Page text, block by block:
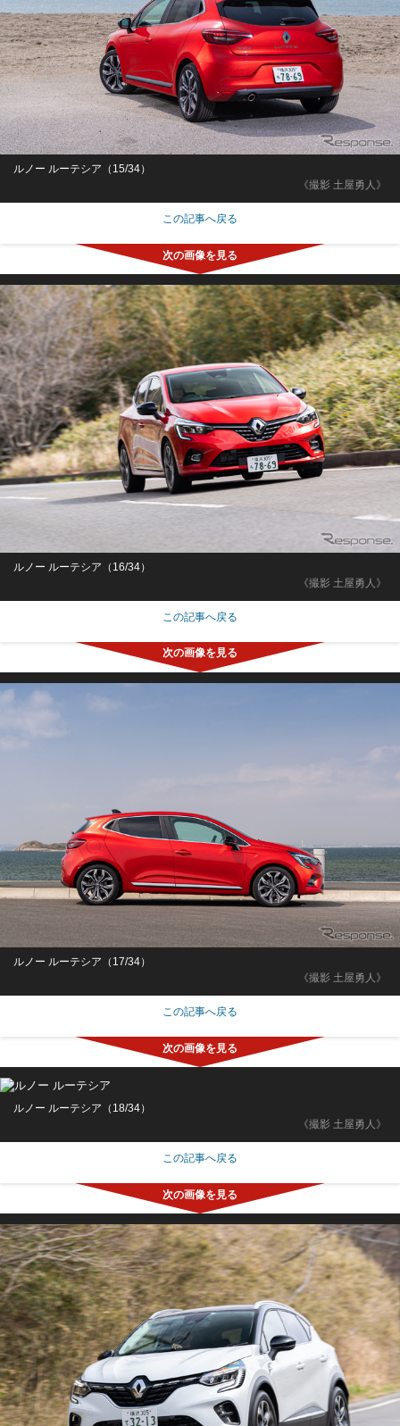
《撮影 土屋勇人》
ルノー ルーテシア（15/34）
この記事へ戻る
《撮影 土屋勇人》
ルノー ルーテシア（16/34）
この記事へ戻る
《撮影 土屋勇人》
ルノー ルーテシア（17/34）
この記事へ戻る
《撮影 土屋勇人》
ルノー ルーテシア（18/34）
この記事へ戻る